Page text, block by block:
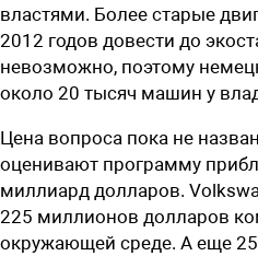
властями. Более старые
2012 годов довести до
невозможно, поэтому
около 20 тысяч машин у
Цена вопроса пока не
оценивают программу
миллиард долларов.
225 миллионов долларов
окружающей среде. А еще